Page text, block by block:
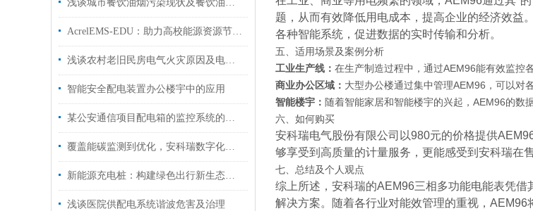
浅谈城市餐饮油烟污染现状及餐饮油烟在线监测系统解决方案
AcrelEMS-EDU：助力高校能源资源节约工作开展
浅谈农村老旧民房电气火灾原因及电气火灾监控系统选型
智能安全配电装置办公楼宇中的应用
某公安通信项目配电箱的监控系统的应用
覆盖能碳监测到优化，安科瑞数字化能碳管理平台助力浙江园区零碳转型
新能源充电桩：构建绿色出行新生态的关键基石
浅谈医院供配电系统谐波危害及治理
题，从而有效降低用电成本，提高企业的经济效益
各种智能系统，促进数据的实时传输和分析。
五、适用场景及案例分析
工业生产线： 在生产制造过程中，通过AEM96能有效监控
商业办公区域： 大型办公楼通过集中管理AEM96，可以对
智能楼宇： 随着智能家居和智能楼宇的兴起，AEM96的数
六、如何购买
安科瑞电气股份有限公司以980元的价格提供
够享受到高质量的计量服务，更能感受到安科瑞在
七、总结及个人观点
综上所述，安科瑞的AEM96三相多功能电能表凭
解决方案。随着各行业对能效管理的重视，